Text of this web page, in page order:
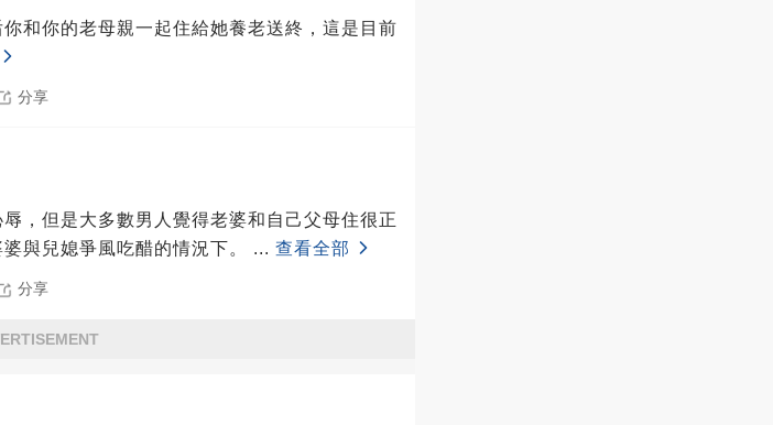
和你的老母親一起住給她養老送終，這是目前
分享
，但是大多數男人覺得老婆和自己父母住很正
與兒媳爭風吃醋的情況下。 ... 查看全部
分享